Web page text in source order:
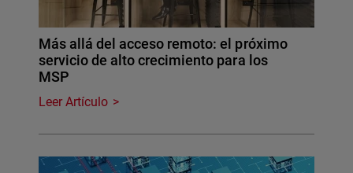
Más allá del acceso remoto: el próximo
servicio de alto crecimiento para los
MSP
Leer Artículo